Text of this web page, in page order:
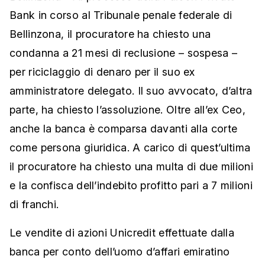
Bank in corso al Tribunale penale federale di
Bellinzona, il procuratore ha chiesto una
condanna a 21 mesi di reclusione – sospesa –
per riciclaggio di denaro per il suo ex
amministratore delegato. Il suo avvocato, d’altra
parte, ha chiesto l’assoluzione. Oltre all’ex Ceo,
anche la banca è comparsa davanti alla corte
come persona giuridica. A carico di quest’ultima
il procuratore ha chiesto una multa di due milioni
e la confisca dell’indebito profitto pari a 7 milioni
di franchi.
Le vendite di azioni Unicredit effettuate dalla
banca per conto dell’uomo d’affari emiratino